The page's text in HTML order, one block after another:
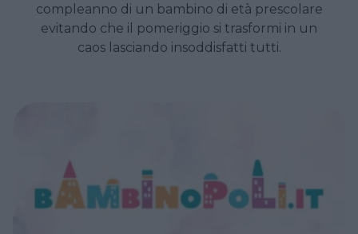
compleanno di un bambino di età prescolare
evitando che il pomeriggio si trasformi in un
caos lasciando insoddisfatti tutti.